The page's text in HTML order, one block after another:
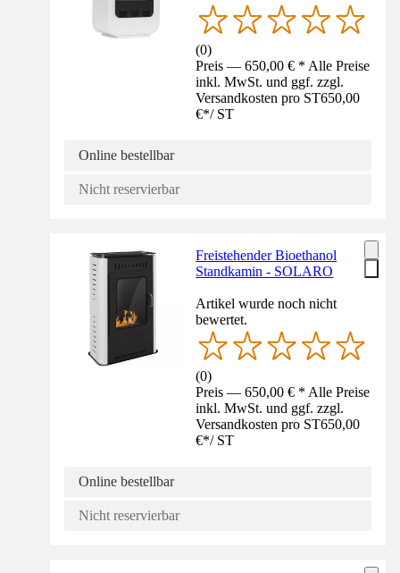
(0)
Preis — 650,00 € * Alle Preise
inkl. MwSt. und ggf. zzgl.
Versandkosten pro ST650,00
€*/ ST
Online bestellbar
Nicht reservierbar
Freistehender Bioethanol
Standkamin - SOLARO
Artikel wurde noch nicht
bewertet.
(0)
Preis — 650,00 € * Alle Preise
inkl. MwSt. und ggf. zzgl.
Versandkosten pro ST650,00
€*/ ST
Online bestellbar
Nicht reservierbar